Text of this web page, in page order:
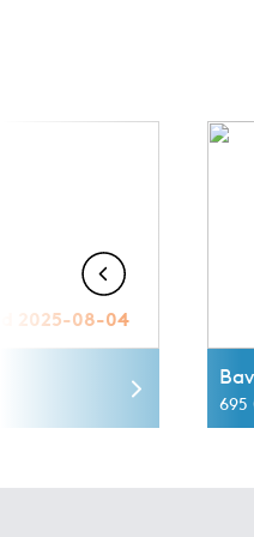
2025-08-04
695